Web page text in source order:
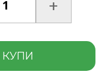
КУПИ